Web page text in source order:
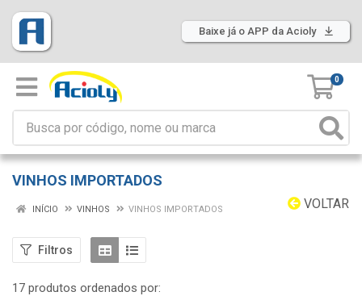
Baixe já o APP da Acioly
0
VINHOS IMPORTADOS
VOLTAR
INÍCIO VINHOS VINHOS IMPORTADOS
Filtros
17 produtos ordenados por: